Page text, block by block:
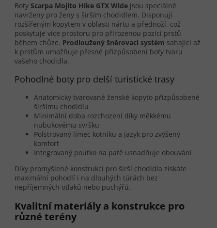
Boty Scarpa Mojito Hike GTX Wide jsou speciálně
navrženy pro ženy s širším chodidlem. Disponují
rozšířeným kopytem v oblasti nártu a přednoží, což
poskytuje více prostoru pro přirozenou pozici prstů
během chůze. Prodloužený šněrovací systém sahající až
k prstům umožňuje přesné přizpůsobení boty tvaru
vašeho chodidla.
Pohodlné boty pro delší turistické trasy
Anatomicky tvarované ženské kopyto přizpůsobené
širšímu chodidlu
Minimální doba rozchození díky měkkému
nubukovému svršku
Polstrovaný límec kotníku a jazyk pro zvýšený
komfort
Integrovaný poutko na patě usnadňuje obouvání
Díky promyšlené konstrukci pro širší chodidla získáte
maximální pohodlí i na dlouhých túrách bez
nepříjemných otlaků nebo puchýřů.
Kvalitní materiály a konstrukce pro
různé terény